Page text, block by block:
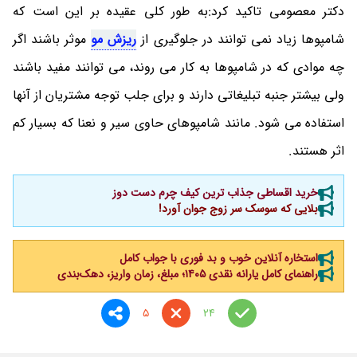
دکتر معصومی تاکید کرد:به طور کلی عقیده بر این است که
شامپوها زیاد نمی توانند در جلوگیری از ریزش مو موثر باشند اگر
چه موادی که در شامپوها به کار می روند، می توانند مفید باشند
ولی بیشتر جنبه تبلیغاتی دارند و برای جلب توجه مشتریان از آنها
استفاده می شود. مانند شامپوهای حاوی سیر و نعنا که بسیار کم
اثر هستند.
خرید اقساطی جذاب ترین کیف چرم دست دوز
بلایی که سوسک سر زوج جوان آورد!
استخاره آنلاین خوب و بد فوری با جواب کامل
راهنمای کامل یارانه نقدی ۱۴۰۵؛ مبلغ، زمان واریز، دهک‌بندی
24
5